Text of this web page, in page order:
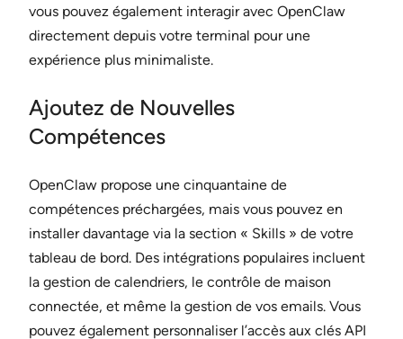
vous pouvez également interagir avec OpenClaw
directement depuis votre terminal pour une
expérience plus minimaliste.
Ajoutez de Nouvelles
Compétences
OpenClaw propose une cinquantaine de
compétences préchargées, mais vous pouvez en
installer davantage via la section « Skills » de votre
tableau de bord. Des intégrations populaires incluent
la gestion de calendriers, le contrôle de maison
connectée, et même la gestion de vos emails. Vous
pouvez également personnaliser l’accès aux clés API